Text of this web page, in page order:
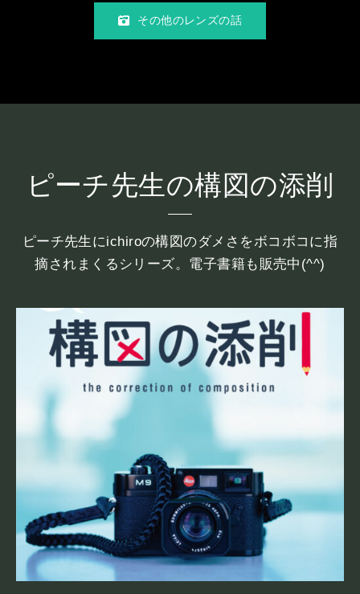
その他のレンズの話
ピーチ先生の構図の添削
ピーチ先生にichiroの構図のダメさをボコボコに指
摘されまくるシリーズ。電子書籍も販売中(^^)